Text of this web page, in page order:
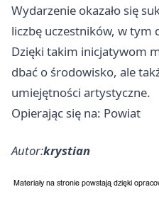
Wydarzenie okazało się
liczbę uczestników, w tym
Dzięki takim inicjatywom
dbać o środowisko, ale
umiejętności artystyczne.
Opierając się na: Powiat
Autor:krystian